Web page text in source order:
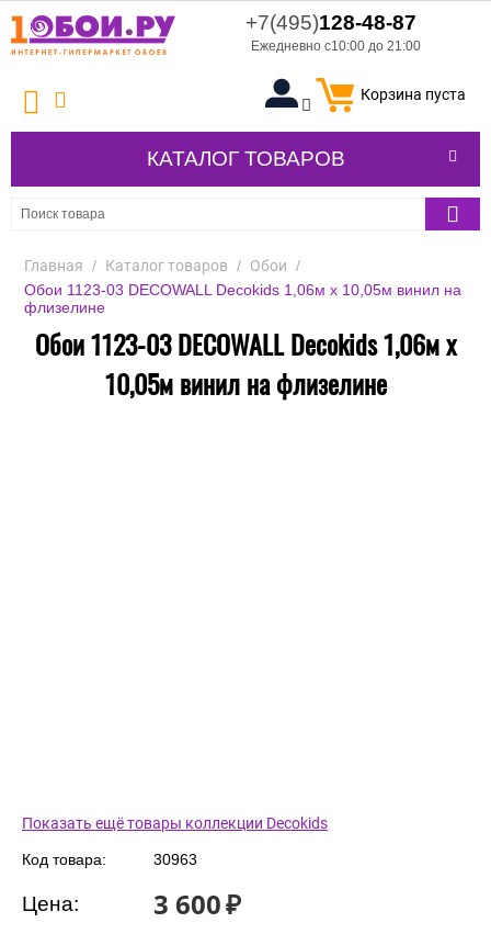
+7(495)128-48-87
Ежедневно с10:00 до 21:00
Корзина пуста
КАТАЛОГ ТОВАРОВ
Главная / Каталог товаров / Обои /
Обои 1123-03 DECOWALL Decokids 1,06м х 10,05м винил на
флизелине
Обои 1123-03 DECOWALL Decokids 1,06м х
10,05м винил на флизелине
Показать ещё товары коллекции Decokids
Код товара: 30963
Цена: 3 600₽